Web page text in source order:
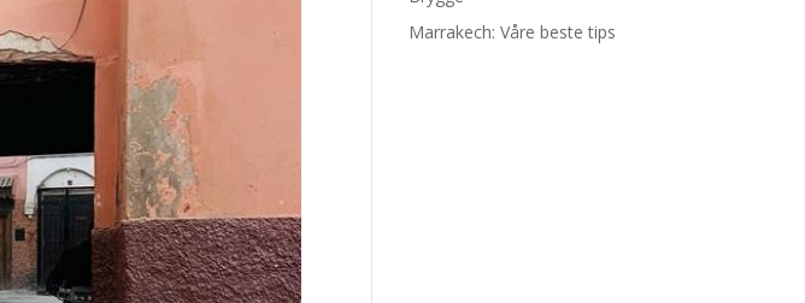
Marrakech: Våre beste tips